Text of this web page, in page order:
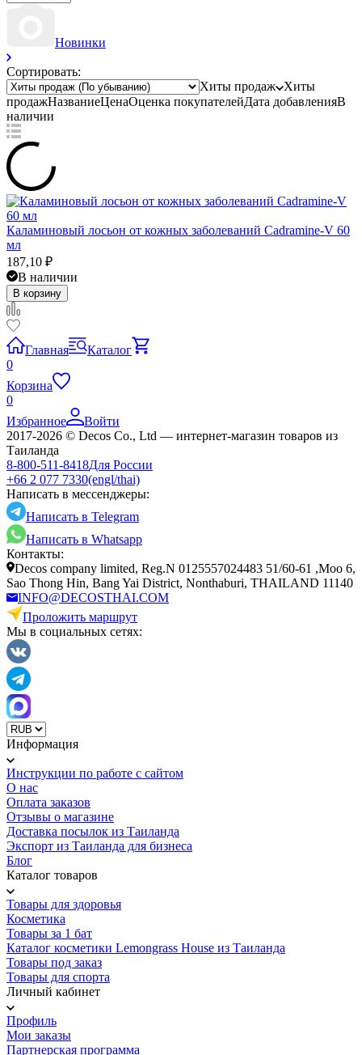
Новинки
Сортировать:
Хиты продаж
Хиты
продажНазваниеЦенаОценка покупателейДата добавленияВ
наличии
Каламиновый лосьон от кожных заболеваний Cadramine-V 60
мл
187,10 ₽
В наличии
В корзину
Главная
Каталог
0
Корзина
0
Избранное
Войти
2017-2026 © Decos Co., Ltd — интернет-магазин товаров из
Таиланда
8-800-511-8418Для России
+66 2 077 7330(engl/thai)
Написать в мессенджеры:
Написать в Telegram
Написать в Whatsapp
Контакты:
Decos company limited, Reg.N 0125557024483 51/60-61 ,Moo 6,
Sao Thong Hin, Bang Yai District, Nonthaburi, THAILAND 11140
INFO@DECOSTHAI.COM
Проложить маршрут
Мы в социальных сетях:
Информация
Инструкции по работе с сайтом
О нас
Оплата заказов
Отзывы о магазине
Доставка посылок из Таиланда
Экспорт из Таиланда для бизнеса
Блог
Каталог товаров
Товары для здоровья
Косметика
Товары за 1 бат
Каталог косметики Lemongrass House из Таиланда
Товары под заказ
Товары для спорта
Личный кабинет
Профиль
Мои заказы
Партнерская программа